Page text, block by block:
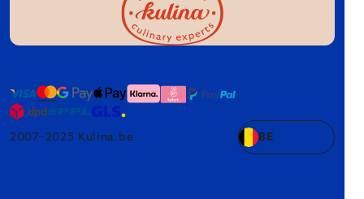
2007–2025 Kulina.be BE